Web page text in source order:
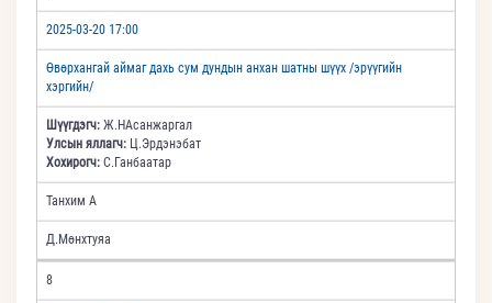
2025-03-20 17:00
Өвөрхангай аймаг дахь сум дундын анхан шатны шүүх /эрүүгийн
хэргийн/
Шүүгдэгч: Ж.НАсанжаргал
Улсын яллагч: Ц.Эрдэнэбат
Хохирогч: С.Ганбаатар
Танхим А
Д.Мөнхтуяа
8